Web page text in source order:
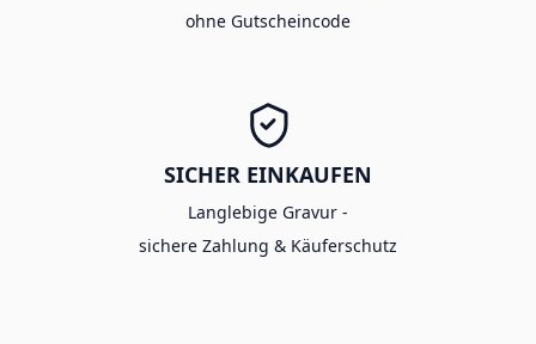
ohne Gutscheincode
SICHER EINKAUFEN
Langlebige Gravur -
sichere Zahlung & Käuferschutz